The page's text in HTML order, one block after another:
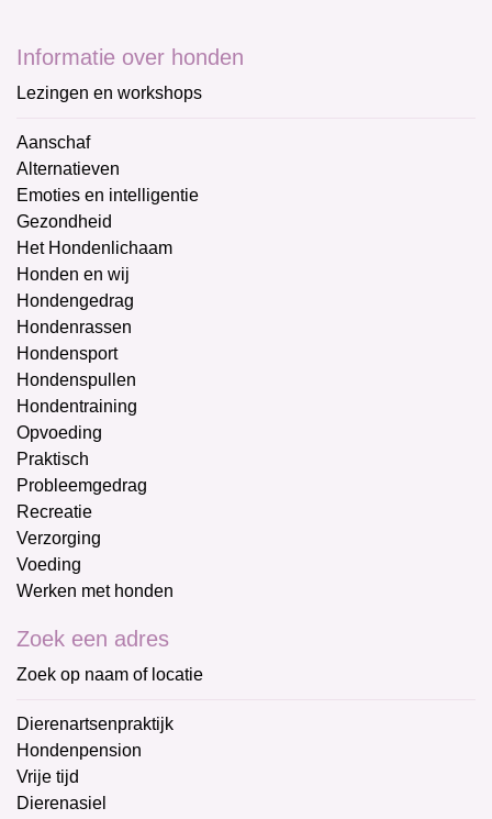
Informatie over honden
Lezingen en workshops
Aanschaf
Alternatieven
Emoties en intelligentie
Gezondheid
Het Hondenlichaam
Honden en wij
Hondengedrag
Hondenrassen
Hondensport
Hondenspullen
Hondentraining
Opvoeding
Praktisch
Probleemgedrag
Recreatie
Verzorging
Voeding
Werken met honden
Zoek een adres
Zoek op naam of locatie
Dierenartsenpraktijk
Hondenpension
Vrije tijd
Dierenasiel